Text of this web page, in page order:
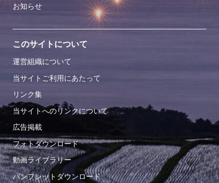
お知らせ
このサイトについて
運営組織について
当サイトご利用にあたって
リンク集
当サイトへのリンクについて
広告掲載
フォトダウンロード
動画ライブラリー
パンフレットダウンロード